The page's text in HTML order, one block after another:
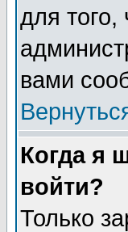
для
вами
Когда я
войти?
Только